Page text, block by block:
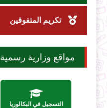
تكريم المتفوقين
مواقع وزارية رسمية
التسجيل في البكالوريا